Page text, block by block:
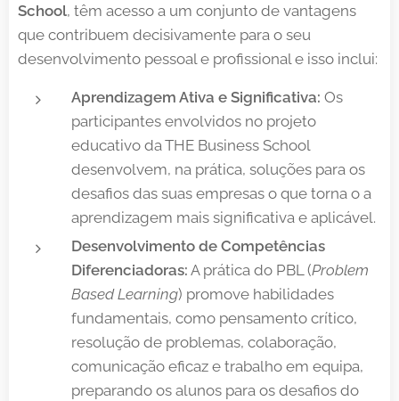
School, têm acesso a um conjunto de vantagens
que contribuem decisivamente para o seu
desenvolvimento pessoal e profissional e isso inclui:
Aprendizagem Ativa e Significativa: Os
participantes envolvidos no projeto
educativo da THE Business School
desenvolvem, na prática, soluções para os
desafios das suas empresas o que torna o a
aprendizagem mais significativa e aplicável.
Desenvolvimento de Competências
Diferenciadoras: A prática do PBL (Problem
Based Learning) promove habilidades
fundamentais, como pensamento crítico,
resolução de problemas, colaboração,
comunicação eficaz e trabalho em equipa,
preparando os alunos para os desafios do